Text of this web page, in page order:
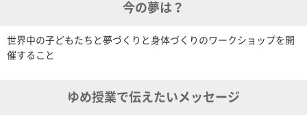
今の夢は？
世界中の子どもたちと夢づくりと身体づくりのワークショップを開
催すること
ゆめ授業で伝えたいメッセージ